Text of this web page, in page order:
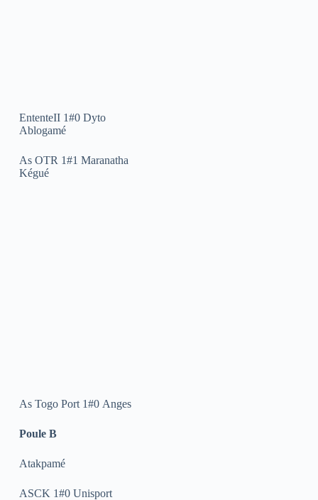
EntenteII 1#0 Dyto
Ablogamé
As OTR 1#1 Maranatha
Kégué
As Togo Port 1#0 Anges
Poule B
Atakpamé
ASCK 1#0 Unisport